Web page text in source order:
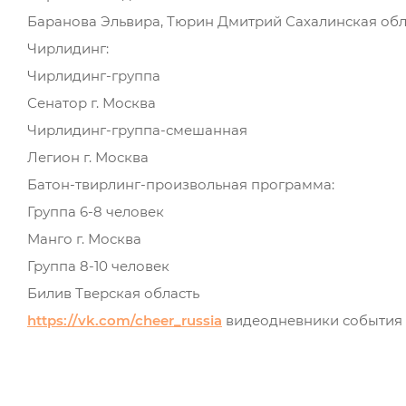
Баранова Эльвира, Тюрин Дмитрий Сахалинская
Чирлидинг:
Чирлидинг-группа
Сенатор г. Москва
Чирлидинг-группа-смешанная
Легион г. Москва
Батон-твирлинг-произвольная программа:
Группа 6-8 человек
Манго г. Москва
Группа 8-10 человек
Билив Тверская область
https://vk.com/cheer_russia видеодневники события